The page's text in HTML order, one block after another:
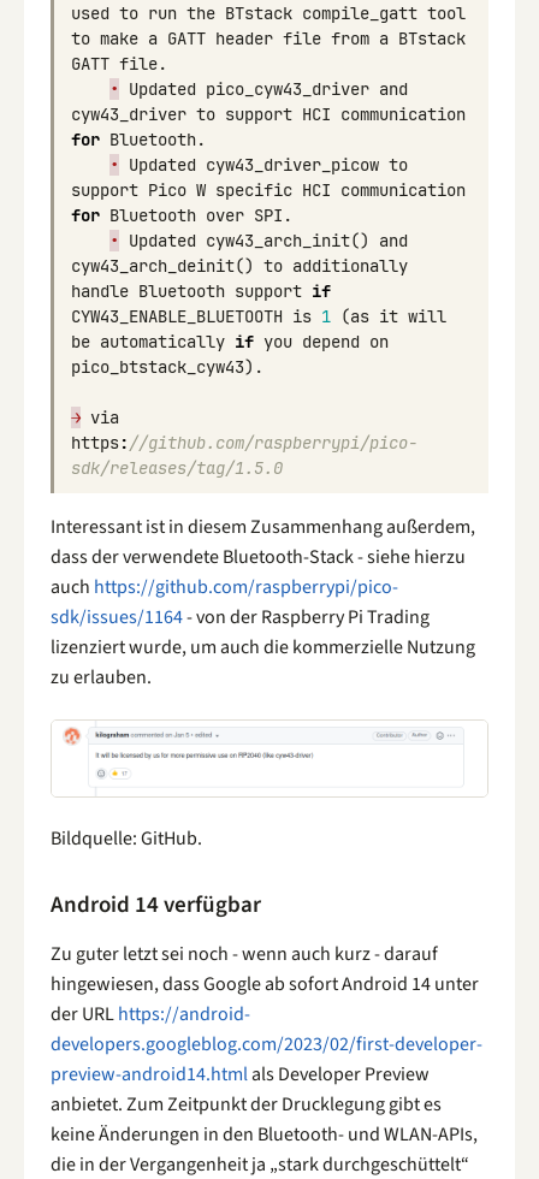
used to run the BTstack compile_gatt tool
to make a GATT header file from a BTstack
GATT file.
•
Updated pico_cyw43_driver and
cyw43_driver to support HCI communication
for Bluetooth.
•
Updated cyw43_driver_picow to
support Pico W specific HCI communication
for Bluetooth over SPI .
•
Updated cyw43_arch_init()
and
cyw43_arch_deinit() to additionally
handle Bluetooth support if
CYW43_ENABLE_BLUETOOTH is 1 (as it will
be automatically if you depend on
pico_btstack_cyw43).
→ via
https: //github.com/raspberrypi/pico-
sdk/releases/tag/1.5.0
Interessant ist in diesem Zusammenhang außerdem,
dass der verwendete Bluetooth-Stack - siehe hierzu
auch https://github.com/raspberrypi/pico-
sdk/issues/1164- von der Raspberry Pi Trading
lizenziert wurde, um auch die kommerzielle Nutzung
zu erlauben.
Bildquelle: GitHub.
Android 14 verfügbar
Zu guter letzt sei noch - wenn auch kurz - darauf
hingewiesen, dass Google ab sofort Android 14 unter
der URLhttps://android-
developers.googleblog.com/2023/02/first-developer-
preview-android14.htmlals Developer Preview
anbietet. Zum Zeitpunkt der Drucklegung gibt es
keine Änderungen in den Bluetooth- und WLAN-APIs,
die in der Vergangenheit ja „stark durchgeschüttelt“